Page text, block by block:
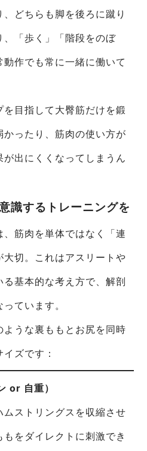
どちらも脚を後ろに蹴り
「歩く」「階段をのぼ
作でも常に一緒に働いて
目指して大臀筋だけを鍛
かったり、筋肉の使い方が
出にくくなってしまうん
識するトレーニングを
筋肉を単体ではなく「連
切。これはアスリートや
基本的な考え方で、解剖
ています。
うな裏ももとお尻を同時
ズです：
or 自重）
ムストリングスを収縮させ
をダイレクトに刺激でき